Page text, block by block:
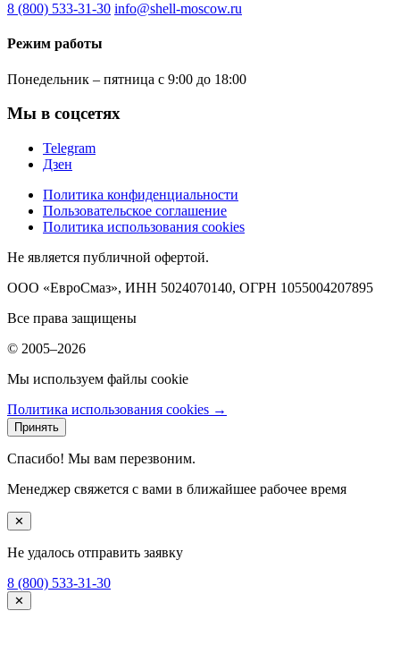
8 (800) 533-31-30 info@shell-moscow.ru
Режим работы
Понедельник – пятница с 9:00 до 18:00
Мы в соцсетях
Telegram
Дзен
Политика конфиденциальности
Пользовательское соглашение
Политика использования cookies
Не является публичной офертой.
ООО «ЕвроСмаз», ИНН 5024070140, ОГРН 1055004207895
Все права защищены
© 2005–2026
Мы используем файлы cookie
Политика использования cookies →
Принять
Спасибо! Мы вам перезвоним.
Менеджер свяжется с вами в ближайшее рабочее время
✕
Не удалось отправить заявку
8 (800) 533-31-30
✕